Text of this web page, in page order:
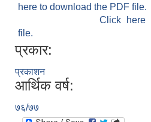
here to download the PDF file.
Click here
file.
प्रकार:
प्रकाशन
आर्थिक वर्ष:
७६/७७